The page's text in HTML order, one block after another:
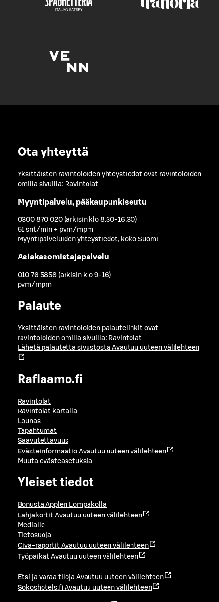
Ota yhteyttä
Yksittäisten ravintoloiden yhteystiedot ovat ravintoloiden
omilla sivuilla: Ravintolat
Myyntipalvelu, pääkaupunkiseutu
0300 870 020 (arkisin klo 8.30-16.30)
51 snt/min + pvm/mpm
Myyntipalveluiden yhteystiedot, koko Suomi
Asiakasomistajapalvelu
010 76 5858 (arkisin klo 9-16)
pvm/mpm
Palaute
Yksittäisten ravintoloiden palautelinkit ovat
ravintoloiden omilla sivuilla: Ravintolat
Lähetä palautetta sivustosta Avautuu uuteen välilehteen
Raflaamo.fi
Ravintolat
Ravintolat kartalla
Lounas
Tapahtumat
Saavutettavuus
Evästeinformaatio Avautuu uuteen välilehteen
Muuta evästeasetuksia
Yleiset tiedot
Bonusta Applen Lompakolla
Lahjakortit Avautuu uuteen välilehteen
Medialle
Tietosuoja
Oiva-raportit Avautuu uuteen välilehteen
Työpaikat Avautuu uuteen välilehteen
Etsi ja varaa tiloja Avautuu uuteen välilehteen
Sokoshotels.fi Avautuu uuteen välilehteen